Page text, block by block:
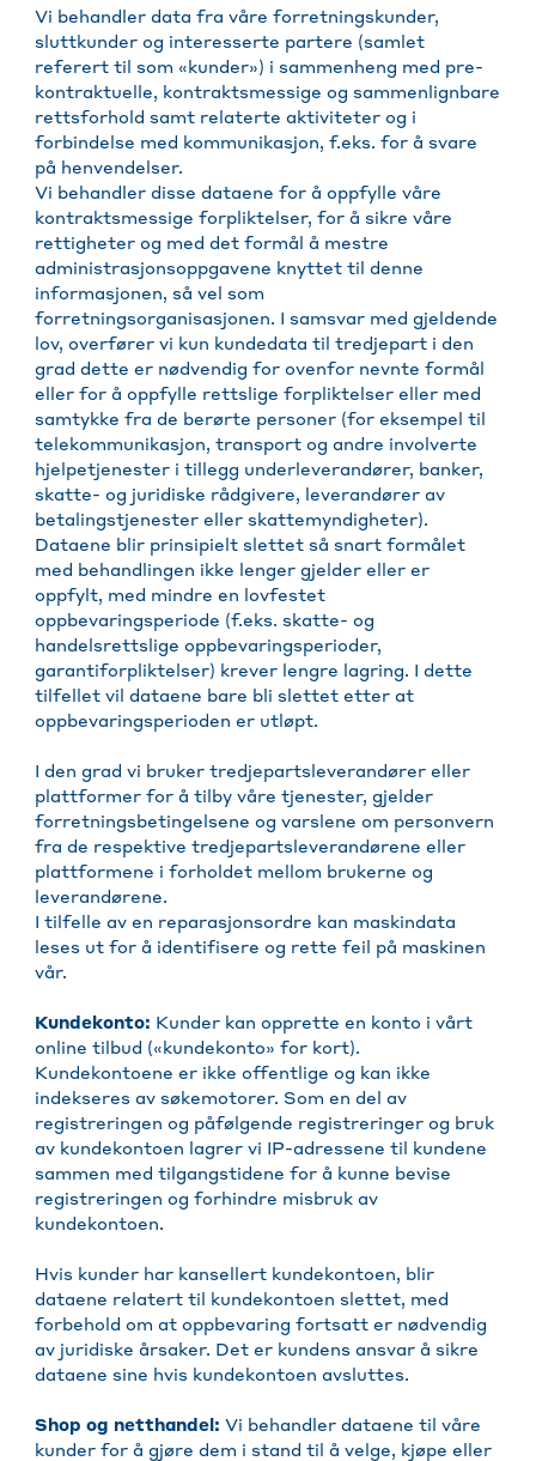
Vi behandler data fra våre forretningskunder,
sluttkunder og interesserte partere (samlet
referert til som «kunder») i sammenheng med pre-
kontraktuelle, kontraktsmessige og sammenlignbare
rettsforhold samt relaterte aktiviteter og i
forbindelse med kommunikasjon, f.eks. for å svare
på henvendelser.
Vi behandler disse dataene for å oppfylle våre
kontraktsmessige forpliktelser, for å sikre våre
rettigheter og med det formål å mestre
administrasjonsoppgavene knyttet til denne
informasjonen, så vel som
forretningsorganisasjonen. I samsvar med gjeldende
lov, overfører vi kun kundedata til tredjepart i den
grad dette er nødvendig for ovenfor nevnte formål
eller for å oppfylle rettslige forpliktelser eller med
samtykke fra de berørte personer (for eksempel til
telekommunikasjon, transport og andre involverte
hjelpetjenester i tillegg underleverandører, banker,
skatte- og juridiske rådgivere, leverandører av
betalingstjenester eller skattemyndigheter).
Dataene blir prinsipielt slettet så snart formålet
med behandlingen ikke lenger gjelder eller er
oppfylt, med mindre en lovfestet
oppbevaringsperiode (f.eks. skatte- og
handelsrettslige oppbevaringsperioder,
garantiforpliktelser) krever lengre lagring. I dette
tilfellet vil dataene bare bli slettet etter at
oppbevaringsperioden er utløpt.
I den grad vi bruker tredjepartsleverandører eller
plattformer for å tilby våre tjenester, gjelder
forretningsbetingelsene og varslene om personvern
fra de respektive tredjepartsleverandørene eller
plattformene i forholdet mellom brukerne og
leverandørene.
I tilfelle av en reparasjonsordre kan maskindata
leses ut for å identifisere og rette feil på maskinen
vår.
Kundekonto: Kunder kan opprette en konto i vårt
online tilbud («kundekonto» for kort).
Kundekontoene er ikke offentlige og kan ikke
indekseres av søkemotorer. Som en del av
registreringen og påfølgende registreringer og bruk
av kundekontoen lagrer vi IP-adressene til kundene
sammen med tilgangstidene for å kunne bevise
registreringen og forhindre misbruk av
kundekontoen.
Hvis kunder har kansellert kundekontoen, blir
dataene relatert til kundekontoen slettet, med
forbehold om at oppbevaring fortsatt er nødvendig
av juridiske årsaker. Det er kundens ansvar å sikre
dataene sine hvis kundekontoen avsluttes.
Shop og netthandel: Vi behandler dataene til våre
kunder for å gjøre dem i stand til å velge, kjøpe eller